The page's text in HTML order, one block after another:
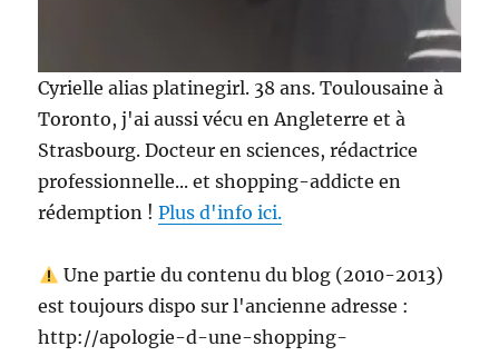
Cyrielle alias platinegirl. 38 ans. Toulousaine à
Toronto, j'ai aussi vécu en Angleterre et à
Strasbourg. Docteur en sciences, rédactrice
professionnelle... et shopping-addicte en
rédemption !Plus d'info ici.
Une partie du contenu du blog (2010-2013)
est toujours dispo sur l'ancienne adresse :
http://apologie-d-une-shopping-